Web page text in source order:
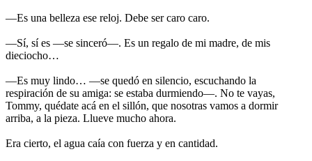
—Es una belleza ese reloj. Debe ser caro caro.
—Sí, sí es —se sinceró—. Es un regalo de mi madre, de mis
dieciocho…
—Es muy lindo… —se quedó en silencio, escuchando la
respiración de su amiga: se estaba durmiendo—. No te vayas,
Tommy, quédate acá en el sillón, que nosotras vamos a dormir
arriba, a la pieza. Llueve mucho ahora.
Era cierto, el agua caía con fuerza y en cantidad.